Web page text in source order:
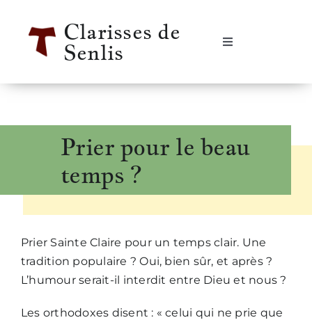
contenu
Clarisses de
Senlis
Navigation
Se rencontrer
Qui sommes-nous ?
Notre vie
Notre histoire
Informations pratiques
Prier pour le beau
temps ?
Prier Sainte Claire pour un temps clair. Une
tradition populaire ? Oui, bien sûr, et après ?
L’humour serait-il interdit entre Dieu et nous ?
Les orthodoxes disent : « celui qui ne prie que